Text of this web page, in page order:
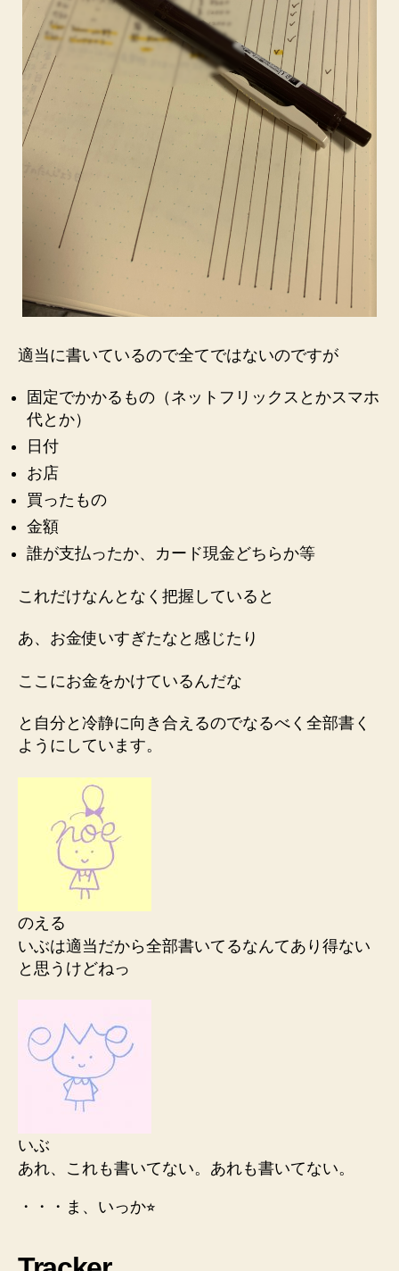
適当に書いているので全てではないのですが
固定でかかるもの（ネットフリックスとかスマホ
代とか）
日付
お店
買ったもの
金額
誰が支払ったか、カード現金どちらか等
これだけなんとなく把握していると
あ、お金使いすぎたな と感じたり
ここにお金をかけているんだな
と 自分と冷静に向き合えるのでなるべく全部書く
ようにしています。
のえる
いぶは適当だから全部書いてるなんてあり得ない
と思うけどねっ
いぶ
あれ、これも書いてない。あれも書いてない。
・・・ま、いっか⭐︎